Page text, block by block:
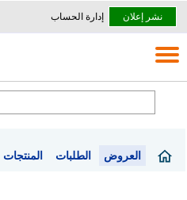
نشر إعلان إدارة الحساب
العروض الطلبات المنتجات